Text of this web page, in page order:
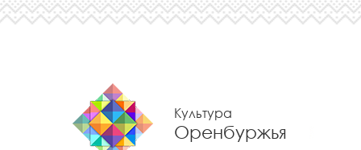
Культура
Оренбуржья